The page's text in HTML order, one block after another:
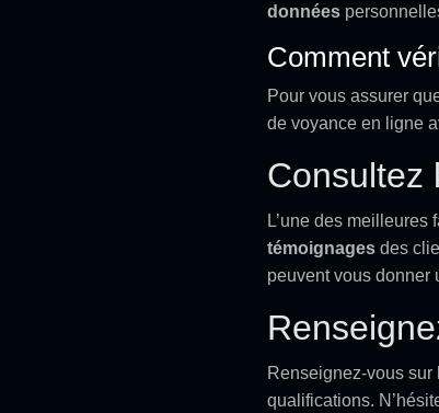
données
Comment
Pour vous assurer
de voyance en ligne
Consultez
L’une des
témoignages des
peuvent vous donner
Renseignez-vous sur
qualifications.